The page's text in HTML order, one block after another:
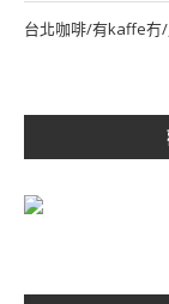
台北咖啡/有kaffe冇